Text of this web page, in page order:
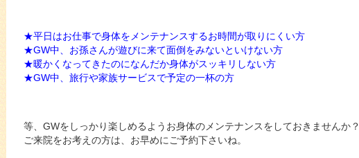
★平日はお仕事で身体をメンテナンスするお時間が取りにくい方
★GW中、お孫さんが遊びに来て面倒をみないといけない方
★暖かくなってきたのになんだか身体がスッキリしない方
★GW中、旅行や家族サービスで予定の一杯の方
等、GWをしっかり楽しめるようお身体のメンテナンスをしておきませんか？
ご来院をお考えの方は、お早めにご予約下さいね。